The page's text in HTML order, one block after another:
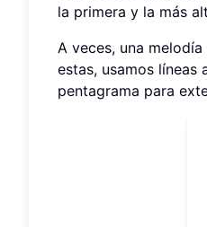
la primera y la más
A veces, una
estas, usamos líneas
pentagrama para